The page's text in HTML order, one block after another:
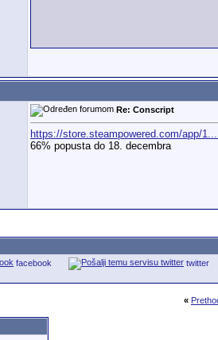
Re: Conscript
https://store.steampowered.com/app/
66% popusta do 18. decembra
facebook
twitter
«